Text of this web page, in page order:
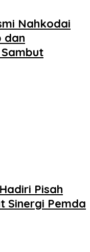
Nahkodai
dan
Pisah
Sinergi Pemda